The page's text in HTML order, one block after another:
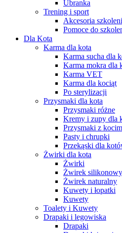
Ubranka
Trening i sport
Akcesoria
Pomoce do
Dla Kota
Karma dla kota
Karma sucha dla
Karma mokra dla
Karma VET
Karma dla kociąt
Po sterylizacji
Przysmaki dla kota
Przysmaki różne
Kremy i zupy dla
Przysmaki z
Pasty i chrupki
Przekąski dla
Żwirki dla kota
Żwirki
Żwirek silikonowy
Żwirek naturalny
Kuwety i łopatki
Kuwety
Toalety i Kuwety
Drapaki i legowiska
Drapaki